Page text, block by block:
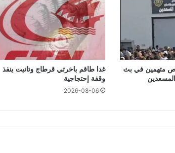
بـ 7 أشخاص متهمين في بث
غدا طاقم باخرتي قرطاج وتانيت ينفذ
وقفة إحتجاجية
2026-08-06